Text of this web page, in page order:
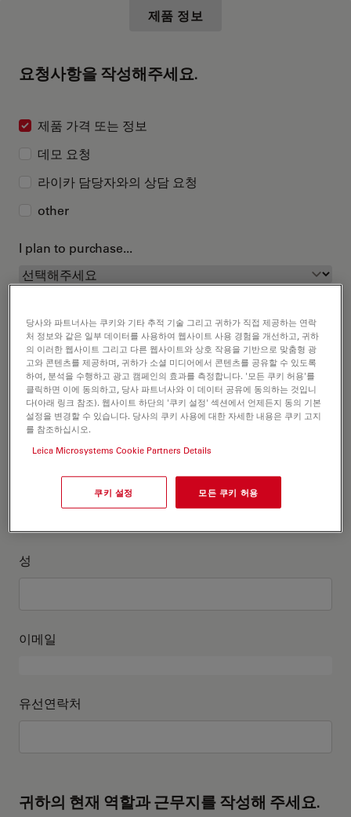
제품 정보
요청사항을 작성해주세요.
제품 가격 또는 정보
데모 요청
라이카 담당자와의 상담 요청
other
I plan to purchase...
고객정보를 작성해주세요
직위 선택 사항:
성
이메일
유선연락처
귀하의 현재 역할과 근무지를 작성해 주세요.
당사와 파트너사는 쿠키와 기타 추적 기술 그리고 귀하가 직접 제공하는 연락
처 정보와 같은 일부 데이터를 사용하여 웹사이트 사용 경험을 개선하고, 귀하
의 이러한 웹사이트 그리고 다른 웹사이트와 상호 작용을 기반으로 맞춤형 광
고와 콘텐츠를 제공하며, 귀하가 소셜 미디어에서 콘텐츠를 공유할 수 있도록
하여, 분석을 수행하고 광고 캠페인의 효과를 측정합니다. '모든 쿠키 허용'를
클릭하면 이에 동의하고, 당사 파트너사와 이 데이터 공유에 동의하는 것입니
다(아래 링크 참조). 웹사이트 하단의 '쿠키 설정' 섹션에서 언제든지 동의 기본
설정을 변경할 수 있습니다. 당사의 쿠키 사용에 대한 자세한 내용은 쿠키 고지
를 참조하십시오.
Leica Microsystems Cookie Partners Details
쿠키 설정 모든 쿠키 허용